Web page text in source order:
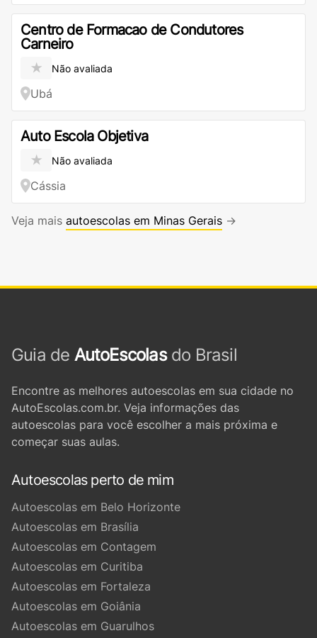
Centro de Formacao de Condutores
Carneiro
★ Não avaliada
Ubá
Auto Escola Objetiva
★ Não avaliada
Cássia
Veja mais autoescolas em Minas Gerais →
Guia de AutoEscolasdo Brasil
Encontre as melhores autoescolas em sua cidade no
AutoEscolas.com.br. Veja informações das
autoescolas para você escolher a mais próxima e
começar suas aulas.
Autoescolas perto de mim
Autoescolas em Belo Horizonte
Autoescolas em Brasília
Autoescolas em Contagem
Autoescolas em Curitiba
Autoescolas em Fortaleza
Autoescolas em Goiânia
Autoescolas em Guarulhos